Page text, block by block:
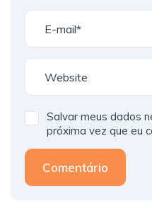
Salvar meus dados
próxima vez que eu
Comentário